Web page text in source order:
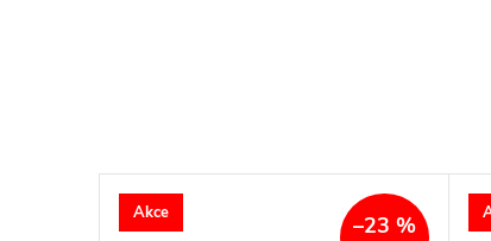
Akce –23 %